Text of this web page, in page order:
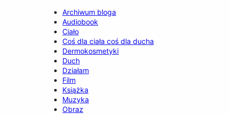
Archiwum bloga
Audiobook
Ciało
Coś dla ciała coś dla ducha
Dermokosmetyki
Duch
Działam
Film
Książka
Muzyka
Obraz